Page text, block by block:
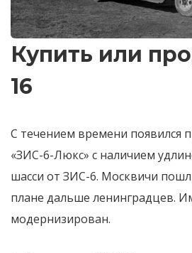
Купить или
16
С течением времени появился
«ЗИС-6-Люкс» с наличием
шасси от ЗИС-6. Москвичи
плане дальше ленинградцев.
модернизирован.